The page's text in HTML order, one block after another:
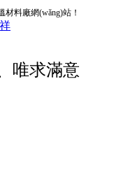
料廠網(wǎng)站！
、唯求滿意